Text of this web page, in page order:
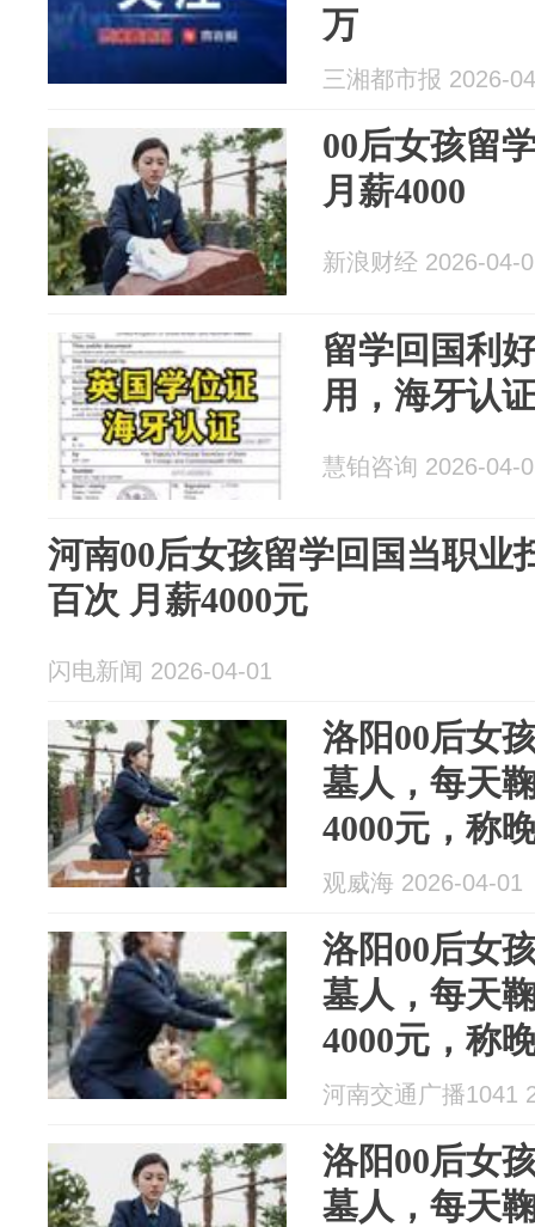
万
三湘都市报 2026-
00后女孩留
月薪4000
新浪财经 2026-04-
留学回国利
用，海牙认
慧铂咨询 2026-04-
河南00后女孩留学回国当职业
百次 月薪4000元
闪电新闻 2026-04-01
洛阳00后女
墓人，每天
4000元，称
上“一点也不
观威海 2026-04-01
洛阳00后女
墓人，每天
4000元，称
上“一点也不
河南交通广播1041
洛阳00后女
墓人，每天